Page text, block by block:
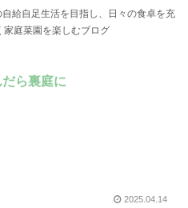
給自足生活を目指し、日々の食卓を充
家庭菜園を楽しむブログ
ら裏庭に
2025.04.14